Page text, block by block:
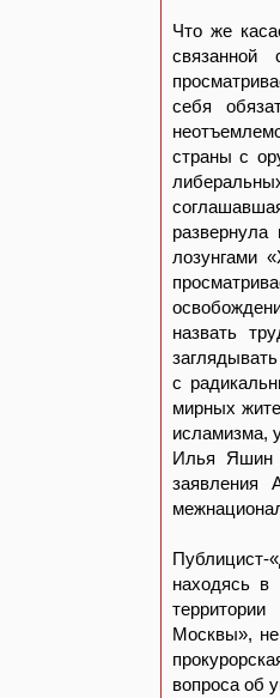
Что же
себя
страны с
лозунгами
назвать
с
мирных
исламизма,
Илья Яшин
заявления
Публицист-
находясь в
Москвы»,
вопроса об